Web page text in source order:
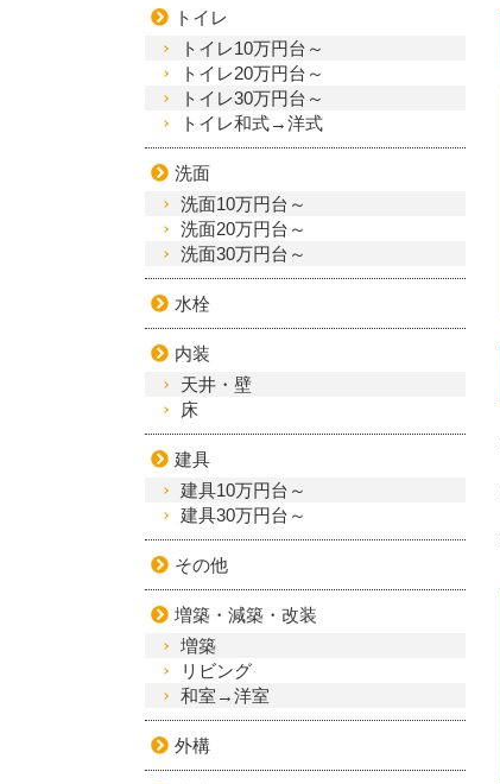
トイレ
トイレ10万円台～
トイレ20万円台～
トイレ30万円台～
トイレ和式→洋式
洗面
洗面10万円台～
洗面20万円台～
洗面30万円台～
水栓
内装
天井・壁
床
建具
建具10万円台～
建具30万円台～
その他
増築・減築・改装
増築
リビング
和室→洋室
外構